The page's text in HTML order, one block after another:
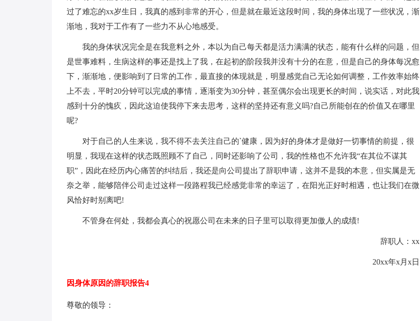
过了难忘的xx岁生日，我真的感到非常的开心，但是就在最近这段时间，我的身体出现了一些状况，渐
渐地，我对于工作有了一些力不从心地感受。
我的身体状况完全是在我意料之外，本以为自己每天都是活力满满的状态，能有什么样的问题，但
是世事难料，生病这样的事还是找上了我，在起初的阶段我并没有十分的在意，但是自己的身体每况愈
下，渐渐地，便影响到了日常的工作，最直接的体现就是，明显感觉自己无论如何调整，工作效率始终
上不去，平时20分钟可以完成的事情，逐渐变为30分钟，甚至偶尔会出现更长的时间，说实话，对此我
感到十分的愧疚，因此这迫使我停下来去思考，这样的坚持还有意义吗?自己所能创在的价值又在哪里
呢?
对于自己的人生来说，我不得不去关注自己的`健康，因为好的身体才是做好一切事情的前提，很
明显，我现在这样的状态既照顾不了自己，同时还影响了公司，我的性格也不允许我“在其位不谋其
职”，因此在经历内心痛苦的纠结后，我还是向公司提出了辞职申请，这并不是我的本意，但实属是无
奈之举，能够陪伴公司走过这样一段路程我已经感觉非常的幸运了，在阳光正好时相遇，也让我们在微
风恰好时别离吧!
不管身在何处，我都会真心的祝愿公司在未来的日子里可以取得更加傲人的成绩!
辞职人：xx
20xx年x月x日
因身体原因的辞职报告4
尊敬的领导：